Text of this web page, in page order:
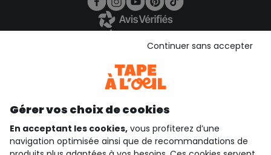
4.3/5
Basé sur 1 357 avis soumis à un contrôle
Consulter les CGU
Téléchargez notre application
Découvrir notre application
Gérer vos choix de cookies
En acceptant les cookies, vous profiterez d’une
navigation optimisée ainsi que de recommandations de
Continuer sans accepter